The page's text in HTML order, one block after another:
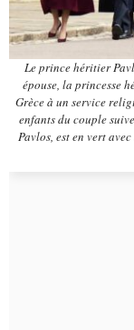
Le prince héritier
épouse, la princesse
Grèce à un service
enfants du couple
Pavlos, est en vert